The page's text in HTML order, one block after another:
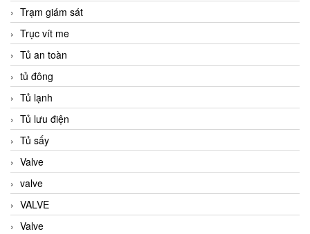
Trạm giám sát
Trục vít me
Tủ an toàn
tủ đông
Tủ lạnh
Tủ lưu điện
Tủ sấy
Valve
valve
VALVE
Valve